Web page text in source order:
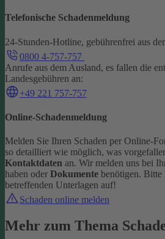
Telefonische Schadenmeldung
24-Stunden-Hotline, gebührenfrei aus
0800 4-757-757
Anrufe aus dem Ausland, es fallen die
Landesgebühren an:
+49 221 757-757
Online-Schadenmeldung
Melden Sie Ihren Schaden per Online-
so detailliert wie möglich, was
Kontaktdaten an. Wir melden uns bei
haben oder Dokumente benötigen. Bitte
betreffenden Unterlagen auf!
Schaden online melden
Mehr zum Thema